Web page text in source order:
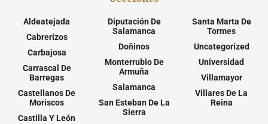
Aldeatejada
Cabrerizos
Carbajosa
Carrascal De
Barregas
Castellanos De
Moriscos
Castilla Y León
Diputación De
Salamanca
Doñinos
Monterrubio De
Armuña
Salamanca
San Esteban De La
Sierra
Santa Marta De
Tormes
Uncategorized
Universidad
Villamayor
Villares De La
Reina